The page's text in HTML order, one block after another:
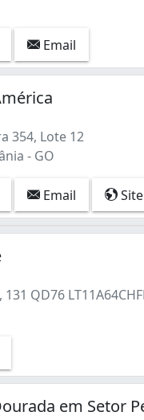
Email
354, Lote 12
- GO
Email Site
QD76
em Setor